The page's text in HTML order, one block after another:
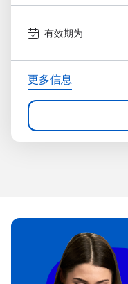
有效期为
更多信息